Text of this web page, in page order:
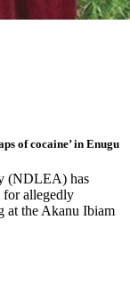
of cocaine’ in Enugu
(NDLEA) has
for allegedly
at the Akanu Ibiam